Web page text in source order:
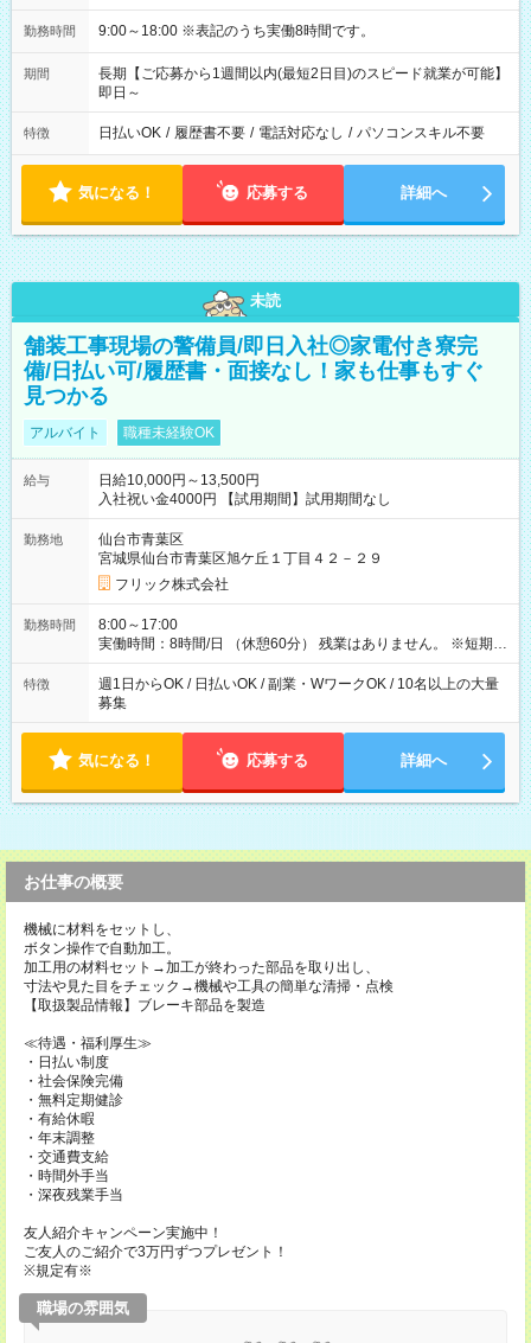
勤務時間 9:00～18:00 ※表記のうち実働8時間です。
期間
長期【ご応募から1週間以内(最短2日目)のスピード就業が可能】
即日～
特徴 日払いOK / 履歴書不要 / 電話対応なし / パソコンスキル不要
気になる！ 応募する 詳細へ
未読
舗装工事現場の警備員/即日入社◎家電付き寮完
備/日払い可/履歴書・面接なし！家も仕事もすぐ
見つかる
アルバイト 職種未経験OK
給与
日給10,000円～13,500円
入社祝い金4000円 【試用期間】試用期間なし
勤務地
仙台市青葉区
宮城県仙台市青葉区旭ケ丘１丁目４２－２９
フリック株式会社
勤務時間
8:00～17:00
実働時間：8時間/日 （休憩60分） 残業はありません。 ※短期の
募集は行っておりません。予めご了承くださいませ。
特徴
週1日からOK / 日払いOK / 副業・WワークOK / 10名以上の大量
募集
気になる！ 応募する 詳細へ
お仕事の概要
機械に材料をセットし、
ボタン操作で自動加工。
加工用の材料セット→加工が終わった部品を取り出し、
寸法や見た目をチェック→機械や工具の簡単な清掃・点検
【取扱製品情報】ブレーキ部品を製造
≪待遇・福利厚生≫
・日払い制度
・社会保険完備
・無料定期健診
・有給休暇
・年末調整
・交通費支給
・時間外手当
・深夜残業手当
友人紹介キャンペーン実施中！
ご友人のご紹介で3万円ずつプレゼント！
※規定有※
職場の雰囲気